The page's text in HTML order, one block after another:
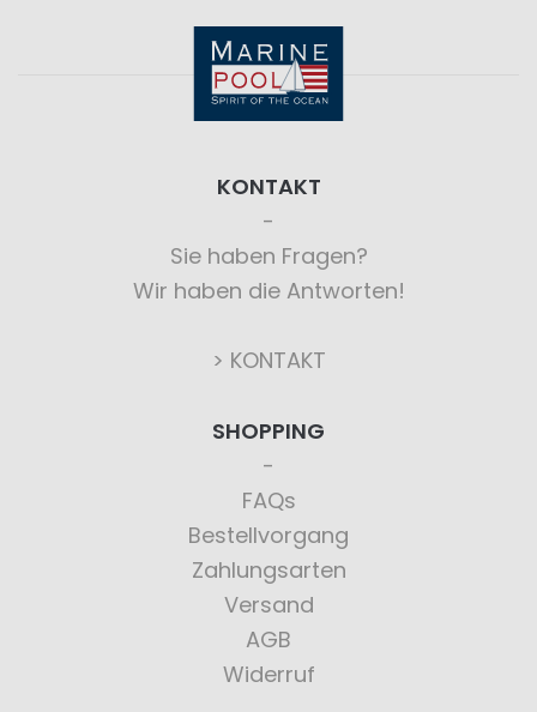
KONTAKT
Sie haben Fragen?
Wir haben die Antworten!
> KONTAKT
SHOPPING
FAQs
Bestellvorgang
Zahlungsarten
Versand
AGB
Widerruf